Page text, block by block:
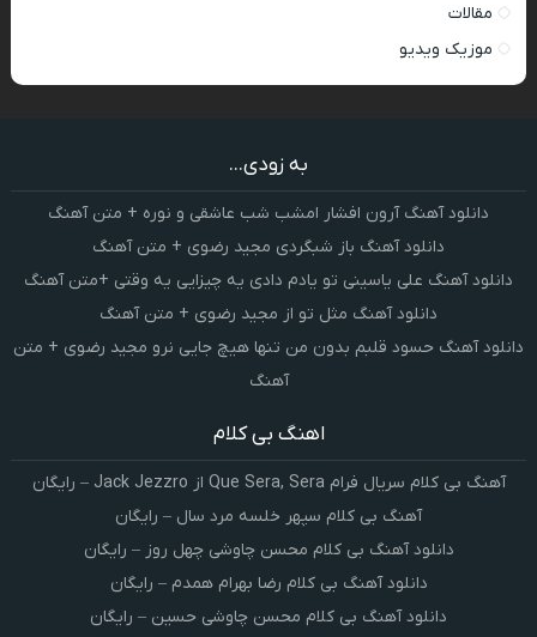
مقالات
موزیک ویدیو
به زودی...
دانلود آهنگ آرون افشار امشب شب عاشقی و نوره + متن آهنگ
دانلود آهنگ باز شبگردی مجید رضوی + متن آهنگ
دانلود آهنگ علی یاسینی تو یادم دادی یه چیزایی یه وقتی +متن آهنگ
دانلود آهنگ مثل تو از مجید رضوی + متن آهنگ
دانلود آهنگ حسود قلبم بدون من تنها هیچ جایی نرو مجید رضوی + متن
آهنگ
اهنگ بی کلام
آهنگ بی کلام سریال فرام Que Sera, Sera از Jack Jezzro – رایگان
آهنگ بی کلام سپهر خلسه مرد سال – رایگان
دانلود آهنگ بی کلام محسن چاوشی چهل روز – رایگان
دانلود آهنگ بی کلام رضا بهرام همدم – رایگان
دانلود آهنگ بی کلام محسن چاوشی حسین – رایگان